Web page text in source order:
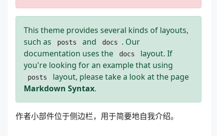
This theme provides several kinds of layouts,
such as
posts and docs
. Our
documentation uses the
docs
layout. If
you're looking for an example that using
posts
layout, please take a look at the page
Markdown Syntax.
作者小部件位于侧边栏，用于简要地自我介绍。